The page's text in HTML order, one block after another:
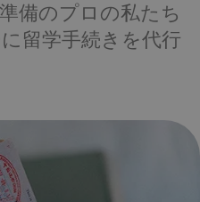
備のプロの私たち
留学手続きを代行